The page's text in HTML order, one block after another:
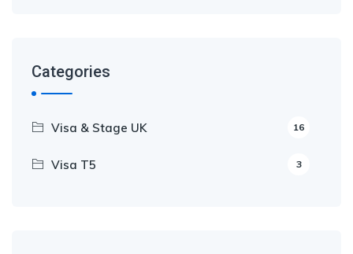
Categories
Visa & Stage UK 16
Visa T5 3